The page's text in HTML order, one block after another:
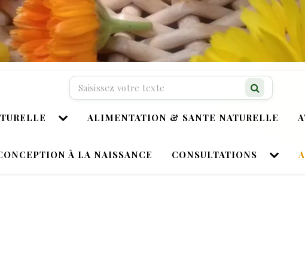
ALIMENTATION & SANTE NATURELLE
À LA NAISSANCE CONSULTATIONS
Recherche…